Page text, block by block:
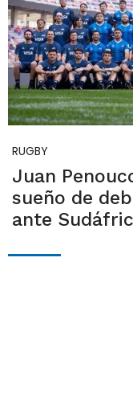
RUGBY
Juan
sueño de
ante